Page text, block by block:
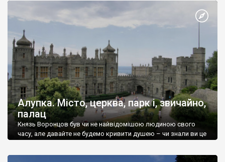
Алупка. Місто, церква, парк і, звичайно,
палац
Князь Воронцов був чи не найвідомішою людиною свого
часу, але давайте не будемо кривити душею – чи знали ви це